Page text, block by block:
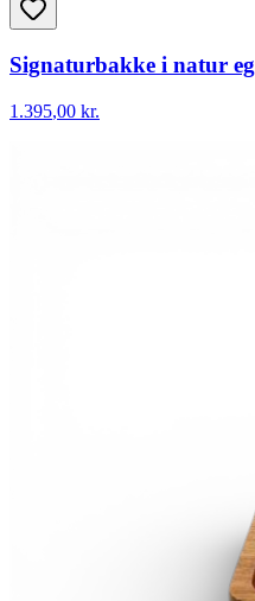
Signaturbakke i natur eg
1.395,00 kr.